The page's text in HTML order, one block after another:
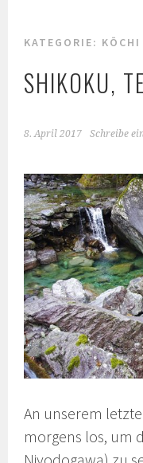
KATEGORIE: KŌCHI
SHIKOKU,
8. April 2017 Schreibe
An unserem
morgens los, um